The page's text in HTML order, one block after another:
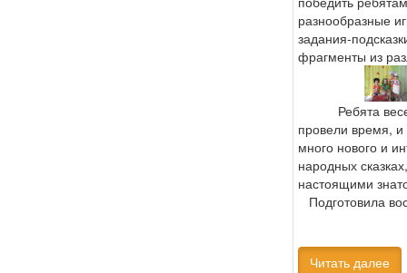
разнообразные
задания-
фрагменты из
Ребята
провели время, и
много нового и
народных
настоящими
Подготовила
Читать далее